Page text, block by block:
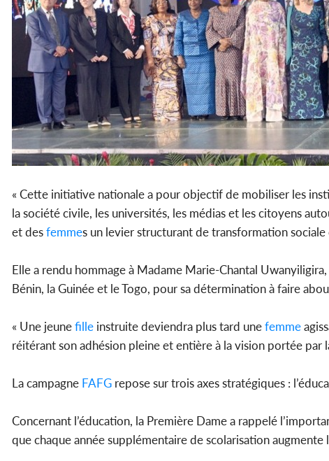
« Cette initiative nationale a pour objectif de mobiliser les
la société civile, les universités, les médias et les citoyens
et desfemmes un levier structurant de transformation
Elle a rendu hommage à Madame Marie-Chantal
Bénin, la Guinée et le Togo, pour sa détermination à faire
« Une jeunefille instruite deviendra plus tard unefemme
réitérant son adhésion pleine et entière à la vision portée par
La campagne FAFG repose sur trois axes stratégiques :
Concernant l’éducation, la Première Dame a rappelé
que chaque année supplémentaire de scolarisation